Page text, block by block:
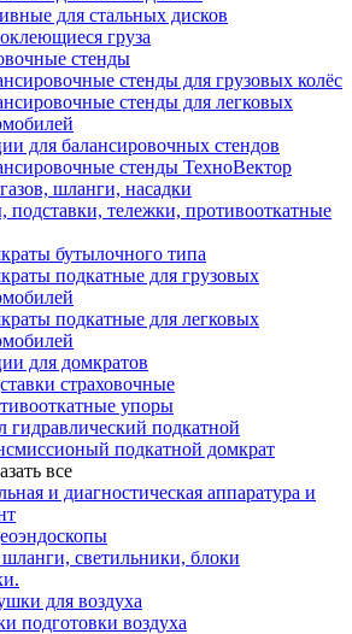
для стальных дисков
груза
стенды
стенды для грузовых колёс
стенды для легковых
для балансировочных стендов
стенды ТехноВектор
шланги, насадки
подставки, тележки, противооткатные
бутылочного типа
подкатные для грузовых
подкатные для легковых
для домкратов
страховочные
упоры
гидравлический подкатной
подкатной домкрат
все
и диагностическая аппаратура и
светильники, блоки
для воздуха
подготовки воздуха